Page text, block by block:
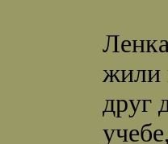
жили
друг